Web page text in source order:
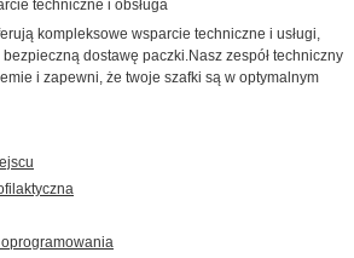
techniczne i obsługa
kompleksowe wsparcie techniczne i usługi,
dostawę paczki.Nasz zespół techniczny
i zapewni, że twoje szafki są w optymalnym